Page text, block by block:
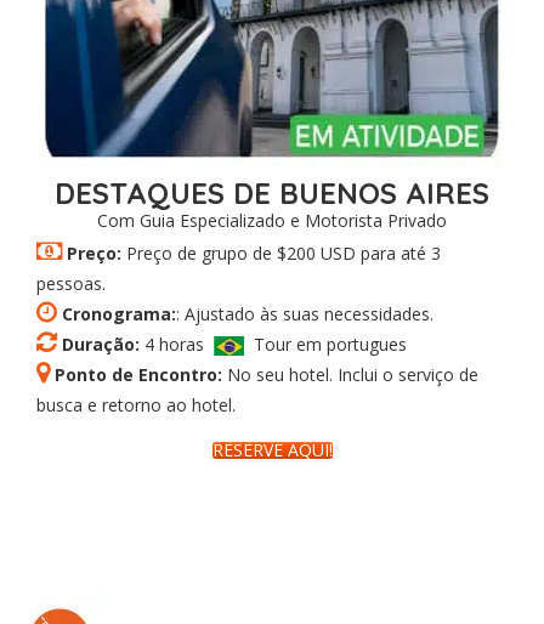
DESTAQUES DE BUENOS AIRES
Com Guia Especializado e Motorista Privado
Preço: Preço de grupo de $200 USD para até 3
pessoas.
Cronograma:: Ajustado às suas necessidades.
Duração: 4 horas
Tour em portugues
Ponto de Encontro: No seu hotel. Inclui o serviço de
busca e retorno ao hotel.
RESERVE AQUI!